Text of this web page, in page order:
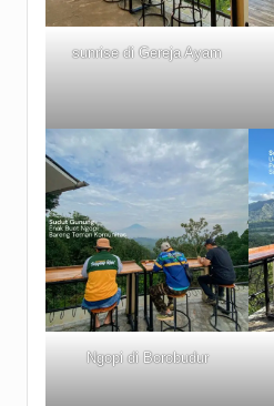
sunrise di Gereja Ayam
Ngopi di Borobudur